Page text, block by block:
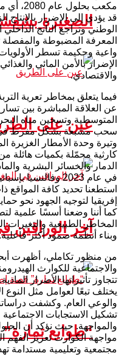
الصغيرة
عين على
آخر الوراقين
“طوابع
مكعب
قد يؤدي إلى الإضرار بالإنتاج
المعرفة المضبوطة
واعية وحكيمة تسطر
الإضرار بالأمن المائي
والاقتصادي.
فيما يتعلق بمخاطر تعرية
عن العلاقة المباشرة بين
المتوسطية وتسخين مياه
سحب مشبعة بشكل مفرط في
وتيرة وحدة الأمطار
كارثية محمّلة بكميات هائلة
الدمار والخسائر البشرية
استطعنا تحديد كافة المواقع
إفريقيا لتوجيه الجهود نحو
كما أننا وضعنا أسسًا علمية
المخاطر الطبيعية والتغيرات
وبناء أنظمة صمود أكثر
من منظور تكاملي، أظهرت
والاجتماعية للكوارث
تتجاوز تأثيراتها الأضرار
يختلف تبعًا لعوامل مثل النوع
والوعي العام. وكشفت
تشكيل الاستجابات
والمواجهة. حيث نؤكد أن
مواجهة الكوارث تعزيز
مجتمعية وتعليمية مستدامة